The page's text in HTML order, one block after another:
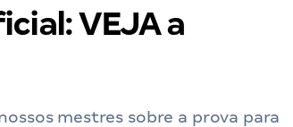
VEJA a
mestres sobre a prova para